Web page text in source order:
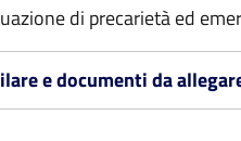
di precarietà ed
e documenti da